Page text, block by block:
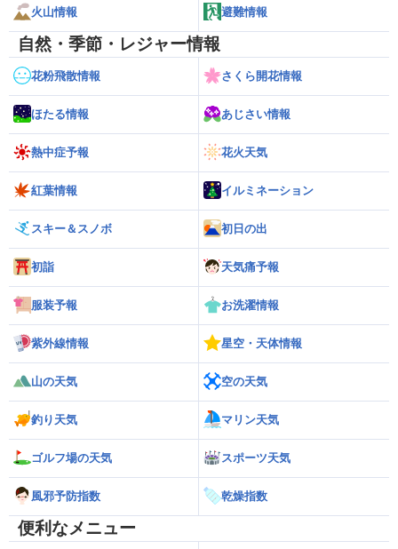
火山情報 避難情報
自然・季節・レジャー情報
花粉飛散情報 さくら開花情報
ほたる情報 あじさい情報
熱中症予報 花火天気
紅葉情報 イルミネーション
スキー＆スノボ 初日の出
初詣 天気痛予報
服装予報 お洗濯情報
紫外線情報 星空・天体情報
山の天気 空の天気
釣り天気 マリン天気
ゴルフ場の天気 スポーツ天気
風邪予防指数 乾燥指数
便利なメニュー